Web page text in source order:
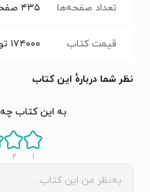
تعداد صفحه‌ها ۴۳۵
قیمت کتاب ۱۷۴۰۰۰
نظر شما دربارهٔ این کتاب
به این کتاب
۱ ۲